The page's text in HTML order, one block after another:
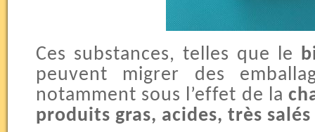
Ces substances, telles que le
peuvent migrer des
notamment sous l’effet de la
produits gras, acides, très